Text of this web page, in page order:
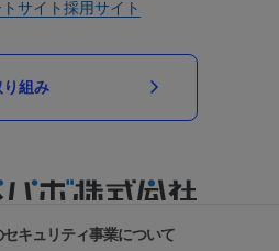
サイト採用サイト
組み
キュリティ事業について